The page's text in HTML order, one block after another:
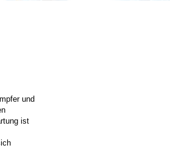
und
ist